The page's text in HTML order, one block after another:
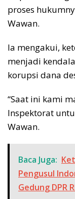
proses
Wawan.
Ia mengakui,
menjadi
korupsi dana
“Saat ini kami
Inspektorat
Wawan.
Baca Juga:
Pengusul
Gedung DPR